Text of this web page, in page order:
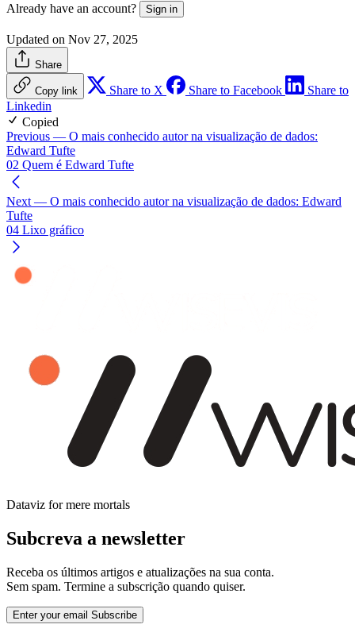
Already have an account? Sign in
Updated on Nov 27, 2025
Share
Copy link Share to X Share to Facebook
Share to
Linkedin
Copied
Previous — O mais conhecido autor na visualização de dados:
Edward Tufte
02 Quem é Edward Tufte
Next — O mais conhecido autor na visualização de dados: Edward
Tufte
04 Lixo gráfico
Dataviz for mere mortals
Subcreva a newsletter
Receba os últimos artigos e atualizações na sua conta.
Sem spam. Termine a subscrição quando quiser.
Enter your email Subscribe